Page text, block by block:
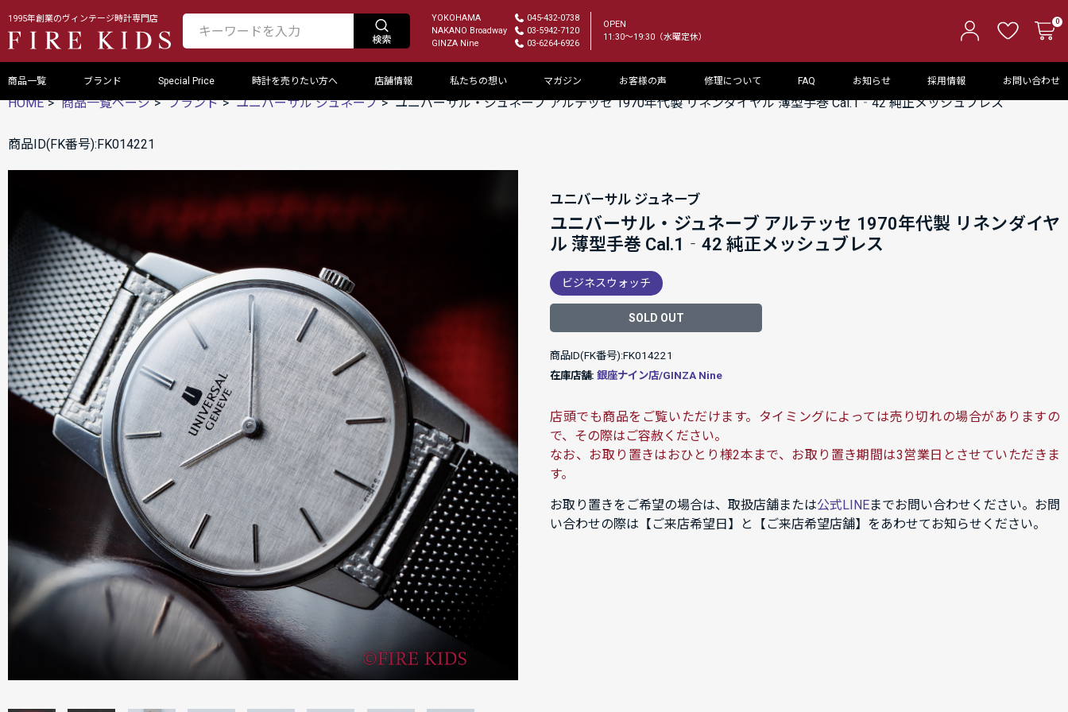
1995年創業のヴィンテージ時計専門店 YOKOHAMA
045-432-0738
NAKANO Broadway
03-5942-7120
GINZA Nine
03-6264-6926
OPEN
11:30～19:30（水曜定休）
0
商品一覧 ブランド Special Price 時計を売りたい方へ 店舗情報 私たちの想い マガジン お客様の声 修理について FAQ お知らせ 採用情報 お問い合わせ
HOME 商品一覧ページ ブランド ユニバーサル ジュネーブ ユニバーサル・ジュネーブ アルテッセ 1970年代製 リネンダイヤル 薄型手巻 Cal.1‐42 純正メッシュブレス
商品ID(FK番号):FK014221
ユニバーサル ジュネーブ
ユニバーサル・ジュネーブ アルテッセ 1970年代製 リネンダイヤ
ル 薄型手巻 Cal.1‐42 純正メッシュブレス
ビジネスウォッチ
SOLD OUT
商品ID(FK番号):FK014221
在庫店舗: 銀座ナイン店/GINZA Nine
店頭でも商品をご覧いただけます。タイミングによっては売り切れの場合がありますの
で、その際はご容赦ください。
なお、お取り置きはおひとり様2本まで、お取り置き期間は3営業日とさせていただきま
す。
お取り置きをご希望の場合は、取扱店舗または公式LINEまでお問い合わせください。お問
い合わせの際は【ご来店希望日】と【ご来店希望店舗】をあわせてお知らせください。